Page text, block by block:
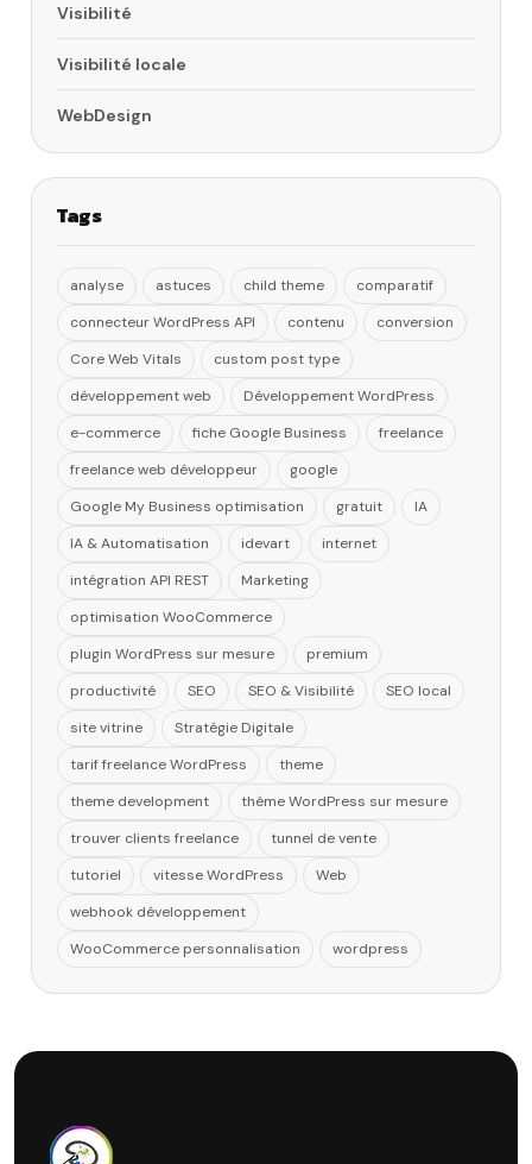
Visibilité
Visibilité locale
WebDesign
Tags
analyse astuces child theme
comparatif
connecteur WordPress API
contenu
conversion
Core Web Vitals
custom post type
développement web
Développement WordPress
e-commerce
fiche Google Business
freelance
freelance web développeur
google
Google My Business optimisation
gratuit
IA
IA & Automatisation
idevart
internet
intégration API REST
Marketing
optimisation WooCommerce
plugin WordPress sur mesure
premium
productivité
SEO SEO & Visibilité
SEO local
site vitrine
Stratégie Digitale
tarif freelance WordPress
theme
theme development
thème WordPress sur mesure
trouver clients freelance
tunnel de vente
tutoriel
vitesse WordPress
Web
webhook développement
WooCommerce personnalisation
wordpress